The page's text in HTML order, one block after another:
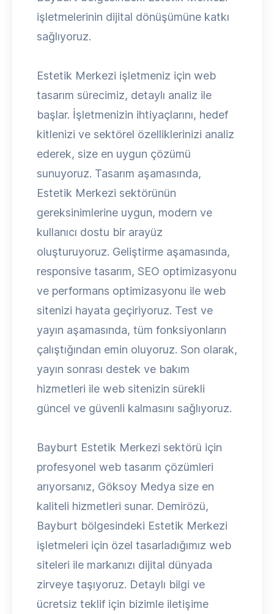
işletmelerinin dijital dönüşümüne katkı
sağlıyoruz.
Estetik Merkezi işletmeniz için web
tasarım sürecimiz, detaylı analiz ile
başlar. İşletmenizin ihtiyaçlarını, hedef
kitlenizi ve sektörel özelliklerinizi analiz
ederek, size en uygun çözümü
sunuyoruz. Tasarım aşamasında,
Estetik Merkezi sektörünün
gereksinimlerine uygun, modern ve
kullanıcı dostu bir arayüz
oluşturuyoruz. Geliştirme aşamasında,
responsive tasarım, SEO optimizasyonu
ve performans optimizasyonu ile web
sitenizi hayata geçiriyoruz. Test ve
yayın aşamasında, tüm fonksiyonların
çalıştığından emin oluyoruz. Son olarak,
yayın sonrası destek ve bakım
hizmetleri ile web sitenizin sürekli
güncel ve güvenli kalmasını sağlıyoruz.
Bayburt Estetik Merkezi sektörü için
profesyonel web tasarım çözümleri
arıyorsanız, Göksoy Medya size en
kaliteli hizmetleri sunar. Demirözü,
Bayburt bölgesindeki Estetik Merkezi
işletmeleri için özel tasarladığımız web
siteleri ile markanızı dijital dünyada
zirveye taşıyoruz. Detaylı bilgi ve
ücretsiz teklif için bizimle iletişime